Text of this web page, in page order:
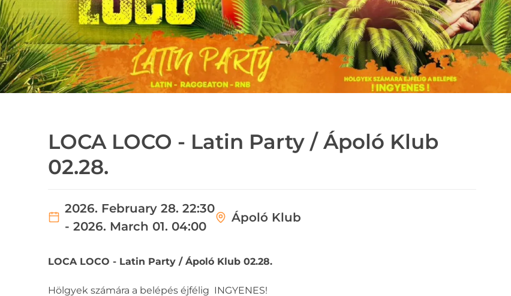
LOCA LOCO - Latin Party / Ápoló Klub
02.28.
2026. February 28. 22:30
- 2026. March 01. 04:00
Ápoló Klub
LOCA LOCO - Latin Party / Ápoló Klub 02.28.
Hölgyek számára a belépés éjfélig INGYENES!